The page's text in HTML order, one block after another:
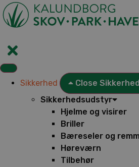
Videre
til
indhold
Sikkerhed Close Sikkerhed
Sikkerhedsudstyr
Hjelme og visirer
Briller
Bæreseler og
Høreværn
Tilbehør